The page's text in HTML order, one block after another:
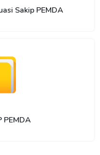
Sakip PEMDA
PEMDA